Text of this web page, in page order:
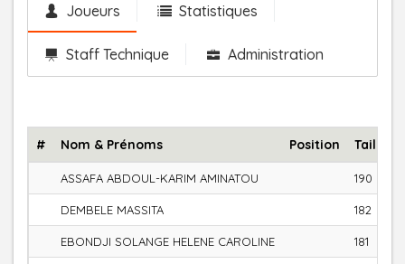
Joueurs Statistiques
Staff Technique Administration
# Nom & Prénoms Position Taille
ASSAFA ABDOUL-KARIM AMINATOU 190
DEMBELE MASSITA 182
EBONDJI SOLANGE HELENE CAROLINE 181